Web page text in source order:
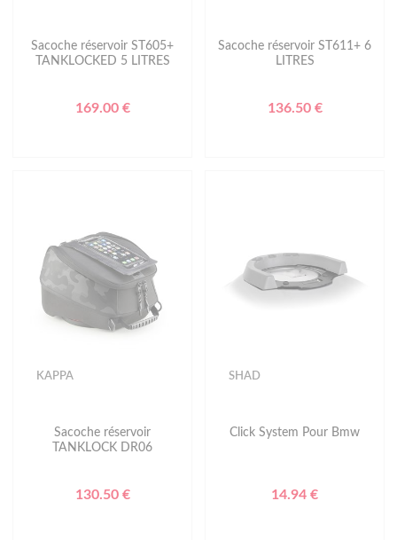
Sacoche réservoir ST605+
TANKLOCKED 5 LITRES
169.00 €
Sacoche réservoir ST611+ 6
LITRES
136.50 €
KAPPA
Sacoche réservoir
TANKLOCK DR06
130.50 €
SHAD
Click System Pour Bmw
14.94 €